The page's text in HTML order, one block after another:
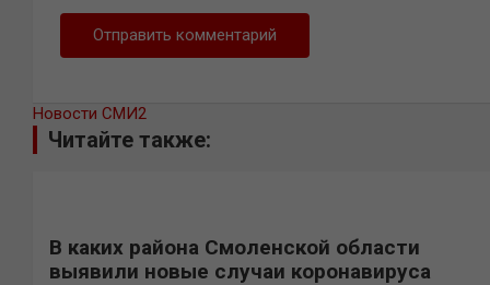
Новости СМИ2
Читайте также:
В каких района Смоленской области
выявили новые случаи коронавируса